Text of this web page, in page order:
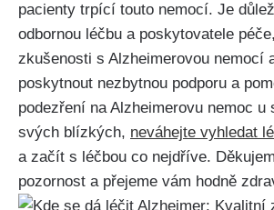
pacienty trpící touto nemocí. Je
odbornou léčbu a poskytovatele
zkušenosti s Alzheimerovou nemocí
poskytnout nezbytnou podporu a
podezření na Alzheimerovu nemoc u
svých blízkých, neváhejte vyhledat
a začít s léčbou co nejdříve.
pozornost a přejeme vám hodně